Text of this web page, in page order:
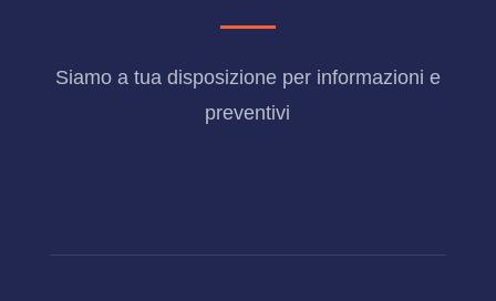
Siamo a tua disposizione per informazioni e
preventivi